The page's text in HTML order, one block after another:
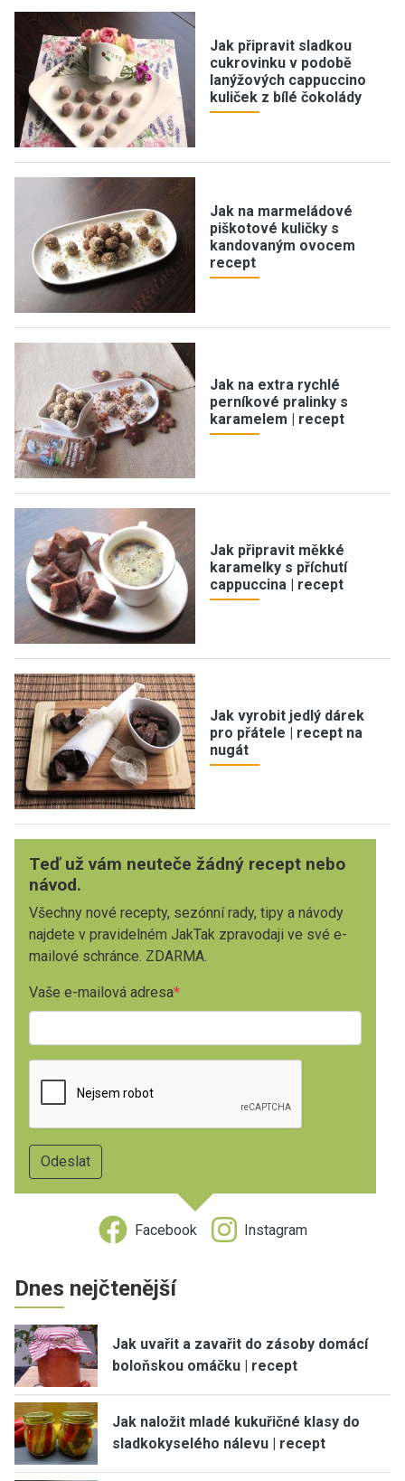
Jak připravit sladkou
cukrovinku v podobě
lanýžových cappuccino
kuliček z bílé čokolády
Jak na marmeládové
piškotové kuličky s
kandovaným ovocem
recept
Jak na extra rychlé
perníkové pralinky s
karamelem | recept
Jak připravit měkké
karamelky s příchutí
cappuccina | recept
Jak vyrobit jedlý dárek
pro přátele | recept na
nugát
Teď už vám neuteče žádný recept nebo
návod.
Všechny nové recepty, sezónní rady, tipy a návody
najdete v pravidelném JakTak zpravodaji ve své e-
mailové schránce. ZDARMA.
Vaše e-mailová adresa
Facebook Instagram
Dnes nejčtenější
Jak uvařit a zavařit do zásoby domácí
boloňskou omáčku | recept
Jak naložit mladé kukuřičné klasy do
sladkokyselého nálevu | recept